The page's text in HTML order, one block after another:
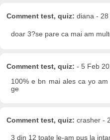
Comment test, quiz: diana - 28
doar 3?se pare ca mai am
Comment test, quiz: - 5 Feb
100% e bn mai ales ca yo
ge
Comment test, quiz: crasher -
3 din 12 toate le-am pus la